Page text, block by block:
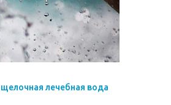
лечебная вода